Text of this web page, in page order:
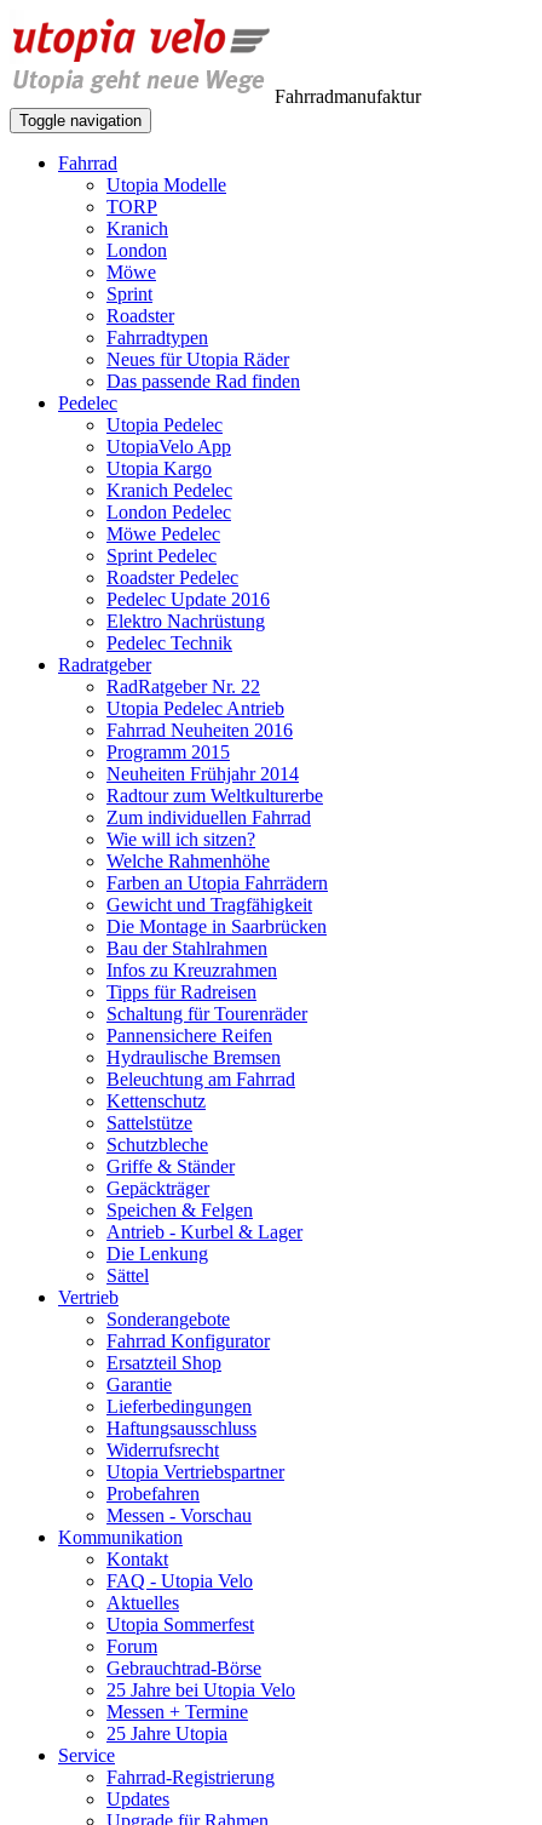
Fahrradmanufaktur
Toggle navigation
Fahrrad
Utopia Modelle
TORP
Kranich
London
Möwe
Sprint
Roadster
Fahrradtypen
Neues für Utopia Räder
Das passende Rad finden
Pedelec
Utopia Pedelec
UtopiaVelo App
Utopia Kargo
Kranich Pedelec
London Pedelec
Möwe Pedelec
Sprint Pedelec
Roadster Pedelec
Pedelec Update 2016
Elektro Nachrüstung
Pedelec Technik
Radratgeber
RadRatgeber Nr. 22
Utopia Pedelec Antrieb
Fahrrad Neuheiten 2016
Programm 2015
Neuheiten Frühjahr 2014
Radtour zum Weltkulturerbe
Zum individuellen Fahrrad
Wie will ich sitzen?
Welche Rahmenhöhe
Farben an Utopia Fahrrädern
Gewicht und Tragfähigkeit
Die Montage in Saarbrücken
Bau der Stahlrahmen
Infos zu Kreuzrahmen
Tipps für Radreisen
Schaltung für Tourenräder
Pannensichere Reifen
Hydraulische Bremsen
Beleuchtung am Fahrrad
Kettenschutz
Sattelstütze
Schutzbleche
Griffe & Ständer
Gepäckträger
Speichen & Felgen
Antrieb - Kurbel & Lager
Die Lenkung
Sättel
Vertrieb
Sonderangebote
Fahrrad Konfigurator
Ersatzteil Shop
Garantie
Lieferbedingungen
Haftungsausschluss
Widerrufsrecht
Utopia Vertriebspartner
Probefahren
Messen - Vorschau
Kommunikation
Kontakt
FAQ - Utopia Velo
Aktuelles
Utopia Sommerfest
Forum
Gebrauchtrad-Börse
25 Jahre bei Utopia Velo
Messen + Termine
25 Jahre Utopia
Service
Fahrrad-Registrierung
Updates
Upgrade für Rahmen